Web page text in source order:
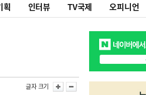
획 인터뷰 TV국제 오피니언
글자 크기